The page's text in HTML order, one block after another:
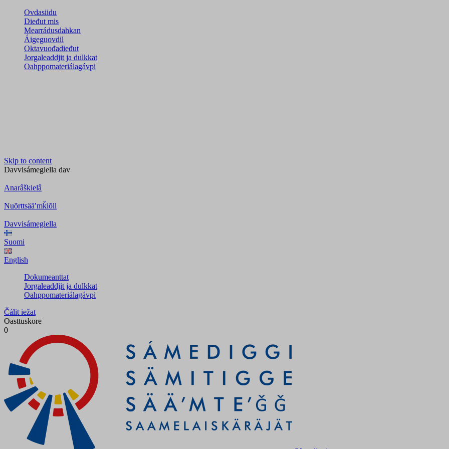
Ovdasiidu
Dieđut mis
Mearrádusdahkan
Áigeguovdil
Oktavuođadieđut
Jorgaleaddjit ja dulkkat
Oahppomateriálagávpi
Skip to content
Davvisámegiella dav
Anarâškielâ
Nuõrttsääʹmǩiõll
Davvisámegiella
Suomi
English
Dokumeanttat
Jorgaleaddjit ja dulkkat
Oahppomateriálagávpi
Čálit iežat
Oasttuskore
0